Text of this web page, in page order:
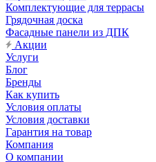
Комплектующие для террасы
Грядочная доска
Фасадные панели из ДПК
Акции
Услуги
Блог
Бренды
Как купить
Условия оплаты
Условия доставки
Гарантия на товар
Компания
О компании